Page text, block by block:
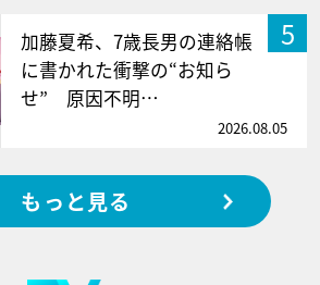
5
加藤夏希、7歳長男の連絡帳
に書かれた衝撃の“お知ら
せ” 原因不明…
2026.08.05
もっと見る